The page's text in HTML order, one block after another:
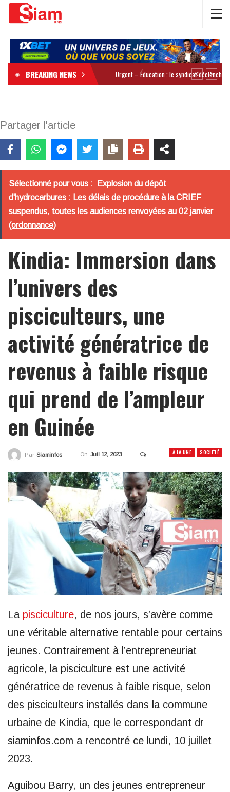
BREAKING NEWS
Partager l'article
Sélectionné pour vous :
Explosion du dépôt
d'hydrocarbures : Les délais de procédure à la CRIEF
suspendus, toutes les audiences renvoyées au 02 janvier
(ordonnance)
Kindia: Immersion dans
l’univers des
pisciculteurs, une
activité génératrice de
revenus à faible risque
qui prend de l’ampleur
en Guinée
À LA UNE SOCIÉTÉ
Par Siaminfos On Juil 12, 2023
La pisciculture, de nos jours, s’avère comme
une véritable alternative rentable pour certains
jeunes. Contrairement à l’entrepreneuriat
agricole, la pisciculture est une activité
génératrice de revenus à faible risque, selon
des pisciculteurs installés dans la commune
urbaine de Kindia, que le correspondant dr
siaminfos.com a rencontré ce lundi, 10 juillet
2023.
Aguibou Barry, un des jeunes entrepreneur